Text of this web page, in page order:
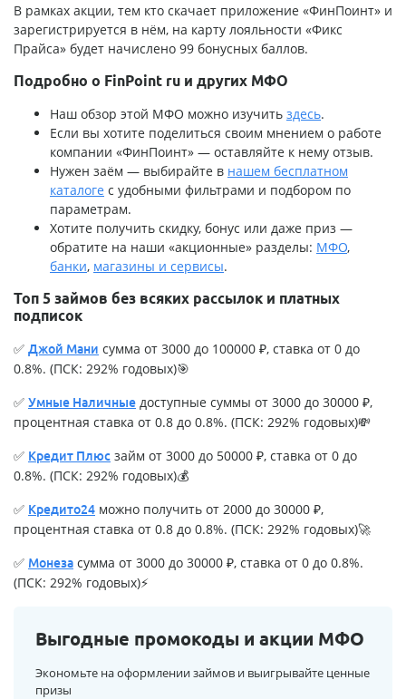
В рамках акции, тем кто скачает приложение «ФинПоинт» и
зарегистрируется в нём, на карту лояльности «Фикс
Прайса» будет начислено 99 бонусных баллов.
Подробно о FinPoint ru и других МФО
Наш обзор этой МФО можно изучить здесь.
Если вы хотите поделиться своим мнением о работе
компании «ФинПоинт» — оставляйте к нему отзыв.
Нужен заём — выбирайте в нашем бесплатном
каталоге с удобными фильтрами и подбором по
параметрам.
Хотите получить скидку, бонус или даже приз —
обратите на наши «акционные» разделы: МФО,
банки, магазины и сервисы.
Топ 5 займов без всяких рассылок и платных
подписок
✅ Джой Мани сумма от 3000 до 100000 ₽, ставка от 0 до
0.8%. (ПСК: 292% годовых)🎯
✅ Умные Наличные доступные суммы от 3000 до 30000 ₽,
процентная ставка от 0.8 до 0.8%. (ПСК: 292% годовых)💸
✅ Кредит Плюс займ от 3000 до 50000 ₽, ставка от 0 до
0.8%. (ПСК: 292% годовых)💰
✅ Кредито24 можно получить от 2000 до 30000 ₽,
процентная ставка от 0.8 до 0.8%. (ПСК: 292% годовых)🚀
✅ Монеза сумма от 3000 до 30000 ₽, ставка от 0 до 0.8%.
(ПСК: 292% годовых)⚡
Выгодные промокоды и акции МФО
Экономьте на оформлении займов и выигрывайте ценные
призы